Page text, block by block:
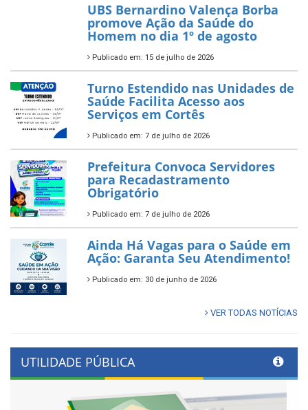
UBS Bernardino Valença Borba
promove Ação da Saúde do
Homem no dia 1º de agosto
Publicado em: 15 de julho de 2026
Turno Estendido nas Unidades de
Saúde Facilita Acesso aos
Serviços em Cortês
Publicado em: 7 de julho de 2026
Prefeitura Convoca Servidores
para Recadastramento
Obrigatório
Publicado em: 7 de julho de 2026
Ainda Há Vagas para o Saúde em
Ação: Garanta Seu Atendimento!
Publicado em: 30 de junho de 2026
VER TODAS NOTÍCIAS
UTILIDADE PÚBLICA